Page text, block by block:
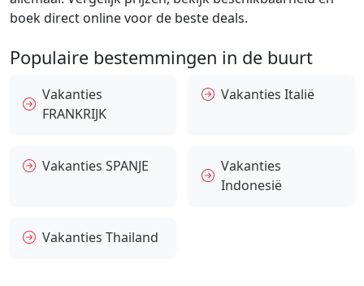
boek direct online voor de beste deals.
Populaire bestemmingen in de buurt
Vakanties
FRANKRIJK
Vakanties Italië
Vakanties SPANJE
Vakanties
Indonesië
Vakanties Thailand